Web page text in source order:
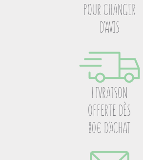
POUR CHANGER
D’AVIS
LIVRAISON
OFFERTE DÈS
80€ D’ACHAT